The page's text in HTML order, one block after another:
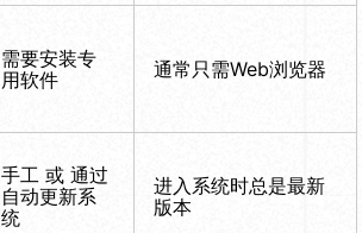
需要安装专
用软件
通常只需Web浏览器
手工 或 通过
自动更新系
统
进入系统时总是最新
版本